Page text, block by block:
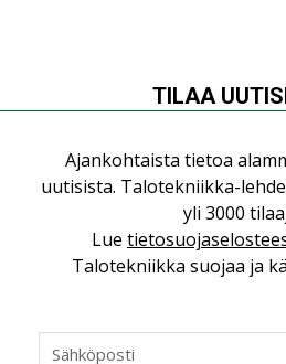
NIMITYKSET
Consti
NIMITYKSET
NIMITYKSET
TILAA
Ajankohtaista tietoa
uutisista. Talotekniikka-
yli 3000
Lue
Talotekniikka suojaa ja